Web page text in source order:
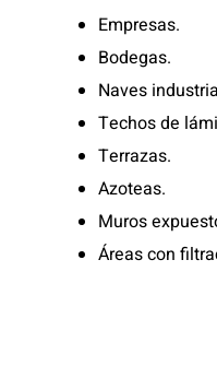
Empresas.
Bodegas.
Naves
Techos de
Terrazas.
Azoteas.
Muros
Áreas con